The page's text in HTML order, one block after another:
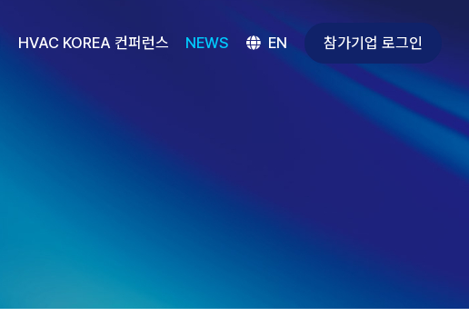
HVAC KOREA 컨퍼런스 NEWS EN 참가기업 로그인